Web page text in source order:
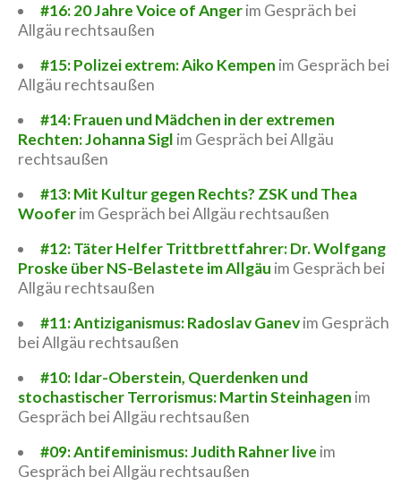
#16: 20 Jahre Voice of Angerim Gespräch bei
Allgäu rechtsaußen
#15: Polizei extrem: Aiko Kempen im Gespräch bei
Allgäu rechtsaußen
#14: Frauen und Mädchen in der extremen
Rechten: Johanna Sigl im Gespräch bei Allgäu
rechtsaußen
#13: Mit Kultur gegen Rechts? ZSK und Thea
Wooferim Gespräch bei Allgäu rechtsaußen
#12: Täter Helfer Trittbrettfahrer: Dr. Wolfgang
Proske über NS-Belastete im Allgäu im Gespräch bei
Allgäu rechtsaußen
#11: Antiziganismus: Radoslav Ganevim Gespräch
bei Allgäu rechtsaußen
#10: Idar-Oberstein, Querdenken und
stochastischer Terrorismus: Martin Steinhagen im
Gespräch bei Allgäu rechtsaußen
#09: Antifeminismus: Judith Rahner live im
Gespräch bei Allgäu rechtsaußen